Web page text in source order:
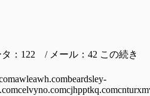
：122 / メール：42 この続き